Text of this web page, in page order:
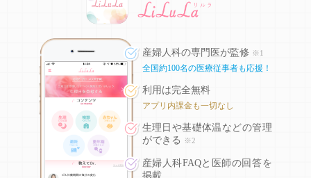
産婦人科の専門医が監修 ※1
全国約100名の医療従事者も応援！
利用は完全無料
アプリ内課金も一切なし
生理日や基礎体温などの管理
ができる
※2
産婦人科FAQと医師の回答を
掲載